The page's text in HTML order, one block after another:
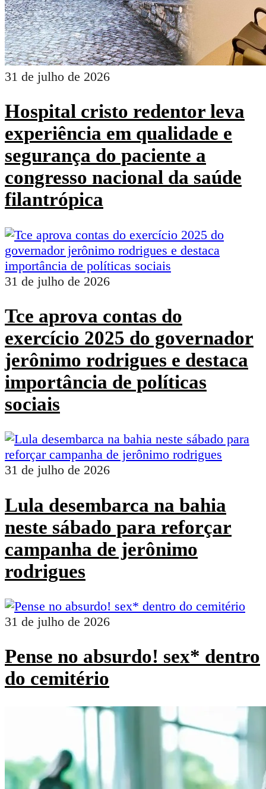
31 de julho de 2026
Hospital cristo redentor leva
experiência em qualidade e
segurança do paciente a
congresso nacional da saúde
filantrópica
31 de julho de 2026
Tce aprova contas do
exercício 2025 do governador
jerônimo rodrigues e destaca
importância de políticas
sociais
31 de julho de 2026
Lula desembarca na bahia
neste sábado para reforçar
campanha de jerônimo
rodrigues
31 de julho de 2026
Pense no absurdo! sex* dentro
do cemitério